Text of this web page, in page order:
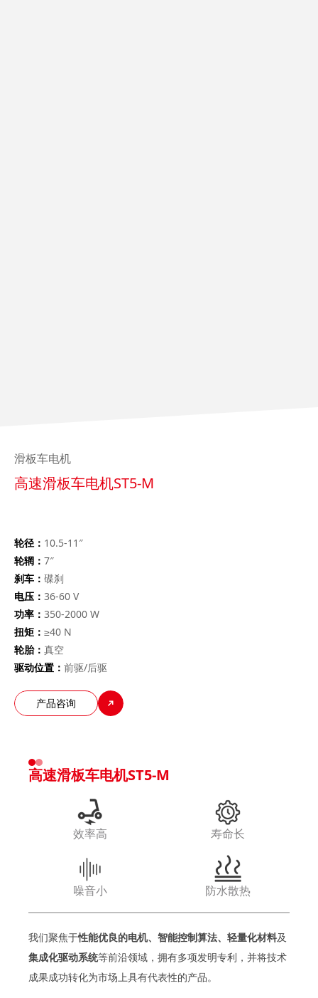
滑板车电机
高速滑板车电机ST5-M
轮径： 10.5-11″
轮辋： 7″
刹车： 碟刹
电压： 36-60 V
功率： 350-2000 W
扭矩： ≥40 N
轮胎： 真空
驱动位置： 前驱/后驱
产品咨询
高速滑板车电机ST5-M
效率高 寿命长
噪音小 防水散热
我们聚焦于性能优良的电机、智能控制算法、轻量化材料及
集成化驱动系统等前沿领域，拥有多项发明专利，并将技术
成果成功转化为市场上具有代表性的产品。